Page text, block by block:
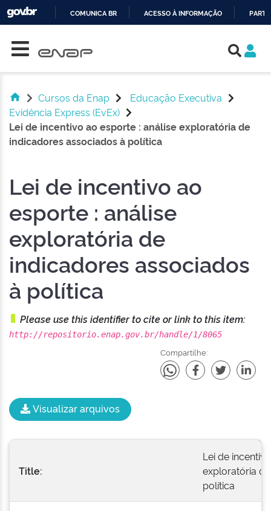
COMUNICA BR ACESSO À INFORMAÇÃO
Cursos da Enap
Educação Executiva
Evidência Express (EvEx)
Lei de incentivo ao esporte : análise exploratória de
indicadores associados à política
Lei de incentivo ao
esporte : análise
exploratória de
indicadores associados
à política
Please use this identifier to cite or link to this item:
http://repositorio.enap.gov.br/handle/1/8065
Compartilhe:
Visualizar arquivos
Title:
Lei de
exploratória
política